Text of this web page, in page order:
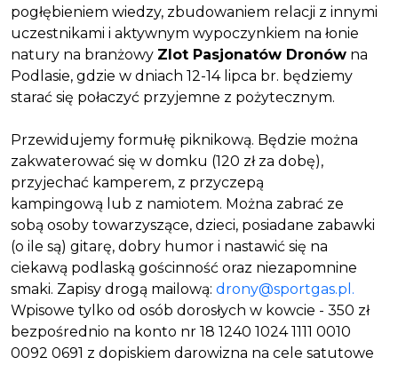
pogłębieniem wiedzy, zbudowaniem relacji z innymi
uczestnikami i aktywnym wypoczynkiem na łonie
natury na branżowy Zlot Pasjonatów Dronów na
Podlasie, gdzie w dniach 12-14 lipca br. będziemy
starać się połaczyć przyjemne z pożytecznym.
Przewidujemy formułę piknikową. Będzie można
zakwaterować się w domku (120 zł za dobę),
przyjechać kamperem, z przyczepą
kampingową lub z namiotem. Można zabrać ze
sobą osoby towarzyszące, dzieci, posiadane zabawki
(o ile są) gitarę, dobry humor i nastawić się na
ciekawą podlaską gościnność oraz niezapomnine
smaki. Zapisy drogą mailową: drony@sportgas.pl .
Wpisowe tylko od osób dorosłych w kowcie - 350 zł
bezpośrednio na konto nr 18 1240 1024 1111 0010
0092 0691 z dopiskiem darowizna na cele satutowe